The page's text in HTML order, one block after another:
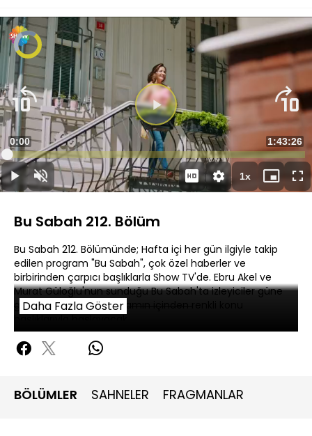
Video
Oynatıcısı
yükleniyor.
Videoyu
Oynat
OynatSesi
Aç
Süre
0:00 Toplam
Süre
1:43:26
Yüklendi:
0.18%
1xOynatma
Hızı
Mini
oynatıcı
Bu Sabah 212. Bölüm
Bu Sabah 212. Bölümünde; Hafta içi her gün ilgiyle takip
edilen program "Bu Sabah", çok özel haberler ve
birbirinden çarpıcı başlıklarla Show TV'de. Ebru Akel ve
Murat Güloğlu'nun sunduğu Bu Sabah'ta izleyiciler güne
güncel haberler ve yaşamın içinden renkli konu
Daha Fazla Göster
BÖLÜMLER SAHNELER FRAGMANLAR